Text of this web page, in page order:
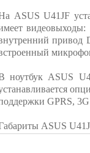
ASUS U41JF
привод
ноутбук ASUS
GPRS,
ASUS